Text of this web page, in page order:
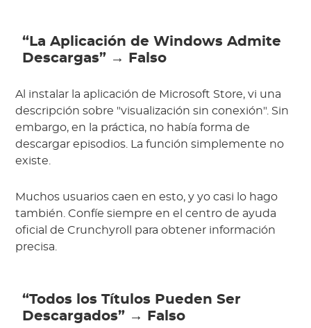
“La Aplicación de Windows Admite
Descargas” → Falso
Al instalar la aplicación de Microsoft Store, vi una
descripción sobre "visualización sin conexión". Sin
embargo, en la práctica, no había forma de
descargar episodios. La función simplemente no
existe.
Muchos usuarios caen en esto, y yo casi lo hago
también. Confíe siempre en el centro de ayuda
oficial de Crunchyroll para obtener información
precisa.
“Todos los Títulos Pueden Ser
Descargados” → Falso